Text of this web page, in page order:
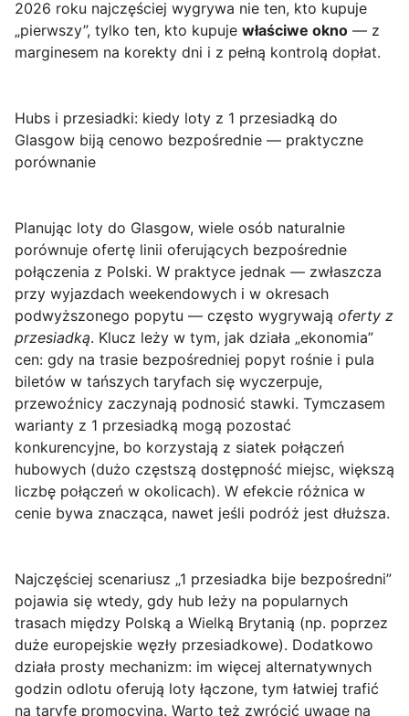
2026 roku najczęściej wygrywa nie ten, kto kupuje
„pierwszy”, tylko ten, kto kupuje właściwe okno — z
marginesem na korekty dni i z pełną kontrolą dopłat.
Hubs i przesiadki: kiedy loty z 1 przesiadką do
Glasgow biją cenowo bezpośrednie — praktyczne
porównanie
Planując loty do Glasgow, wiele osób naturalnie
porównuje ofertę linii oferujących bezpośrednie
połączenia z Polski. W praktyce jednak — zwłaszcza
przy wyjazdach weekendowych i w okresach
podwyższonego popytu — często wygrywają oferty z
przesiadką. Klucz leży w tym, jak działa „ekonomia”
cen: gdy na trasie bezpośredniej popyt rośnie i pula
biletów w tańszych taryfach się wyczerpuje,
przewoźnicy zaczynają podnosić stawki. Tymczasem
warianty z 1 przesiadką mogą pozostać
konkurencyjne, bo korzystają z siatek połączeń
hubowych (dużo częstszą dostępność miejsc, większą
liczbę połączeń w okolicach). W efekcie różnica w
cenie bywa znacząca, nawet jeśli podróż jest dłuższa.
Najczęściej scenariusz „1 przesiadka bije bezpośredni”
pojawia się wtedy, gdy hub leży na popularnych
trasach między Polską a Wielką Brytanią (np. poprzez
duże europejskie węzły przesiadkowe). Dodatkowo
działa prosty mechanizm: im więcej alternatywnych
godzin odlotu oferują loty łączone, tym łatwiej trafić
na taryfę promocyjną. Warto też zwrócić uwagę na